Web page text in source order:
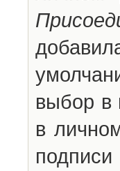
выбор в
в